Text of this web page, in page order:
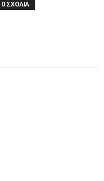
0 ΣΧΟΛΙΑ